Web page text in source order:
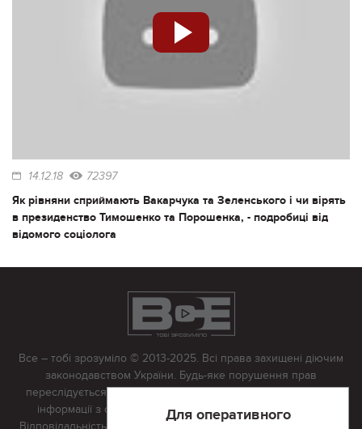
14.12.18 72397
Як рівняни сприймають Вакарчука та Зеленського і чи вірять
в президенство Тимошенко та Порошенка, - подробиці від
відомого соціолога
Для оперативного
Все – тобі зрозуміло © 2013-2025. Всі права захищені діючим
законодавством України. Будь-яке порушення прав
переслідується в судовому порядку. Будь-яке відтворення
інформації з сайту тільки з письмово дозволу редакції.
Відповідальність за достовірність усіх матеріалів, розміщених